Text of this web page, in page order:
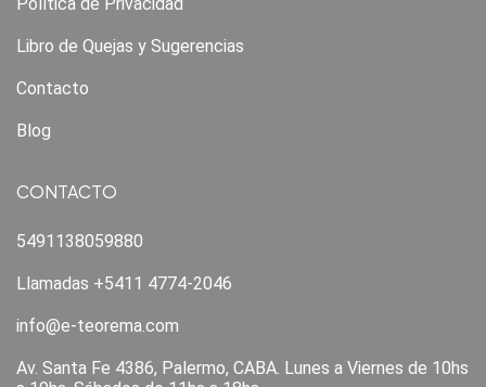
Libro de Quejas y Sugerencias
Contacto
Blog
CONTACTO
5491138059880
Llamadas +5411 4774-2046
info@e-teorema.com
Av. Santa Fe 4386, Palermo, CABA. Lunes a Viernes de 10hs